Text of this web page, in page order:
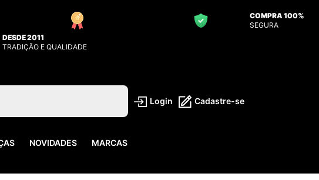
DESDE 2011
TRADIÇÃO E QUALIDADE
COMPRA 100%
SEGURA
Login Cadastre-se
NOVIDADES MARCAS